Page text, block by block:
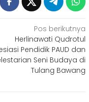
Pos berikutnya
Herlinawati Qudrotul
Pendidik PAUD dan
Seni Budaya di
Tulang Bawang